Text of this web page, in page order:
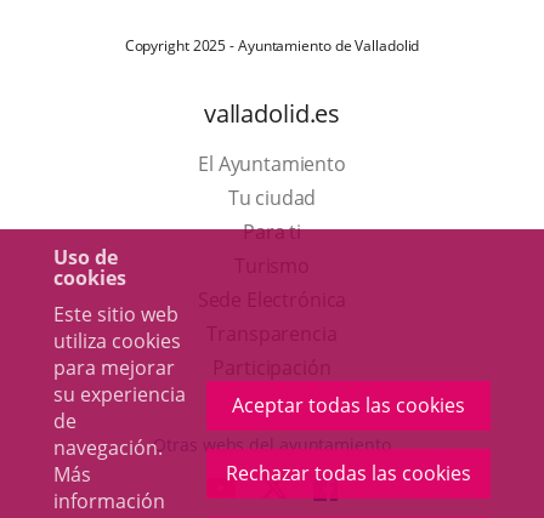
Uso de
cookies
Este sitio web
utiliza cookies
para mejorar
su experiencia
de
navegación.
Más
información
Aceptar todas las cookies
Rechazar todas las cookies
Copyright 2025 - Ayuntamiento de Valladolid
valladolid.es
El Ayuntamiento
Tu ciudad
Para ti
en
una
ventana
nueva.
aplicación
externa.
Otras webs del ayuntamiento
ENLACEENLACEENLACE